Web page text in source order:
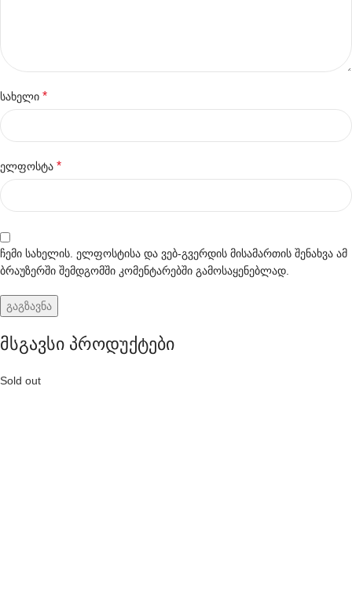
სახელი *
ელფოსტა *
ჩემი სახელის. ელფოსტისა და ვებ-გვერდის მისამართის შენახვა ამ
ბრაუზერში შემდგომში კომენტარებში გამოსაყენებლად.
მსგავსი პროდუქტები
Sold out